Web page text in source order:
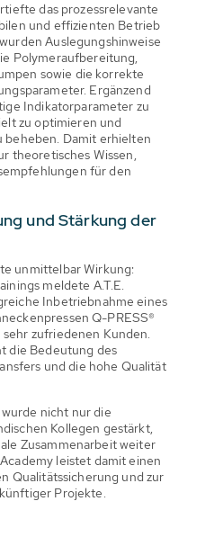
das prozessrelevante
und effizienten Betrieb
Auslegungshinweise
Polymeraufbereitung,
sowie die korrekte
Ergänzend
Indikatorparameter zu
zu optimieren und
beheben. Damit erhielten
theoretisches Wissen,
für den
und Stärkung der
unmittelbar Wirkung:
meldete A.T.E.
Inbetriebnahme eines
Q-PRESS®
zufriedenen Kunden.
die Bedeutung des
und die hohe Qualität
nicht nur die
Kollegen gestärkt,
Zusammenarbeit weiter
leistet damit einen
Qualitätssicherung und zur
Projekte.